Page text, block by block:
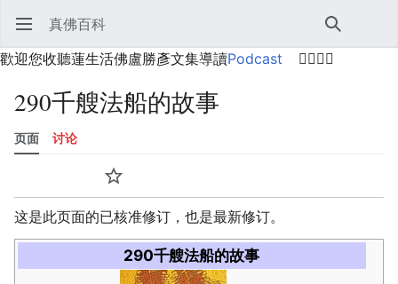
打开主菜单 真佛百科 搜索
歡迎您收聽蓮生活佛盧勝彥文集導讀Podcast 🙋‍♂️🙋‍♀️
290千艘法船的故事
页面 讨论
监视
这是此页面的已核准修订，也是最新修订。
290千艘法船的故事